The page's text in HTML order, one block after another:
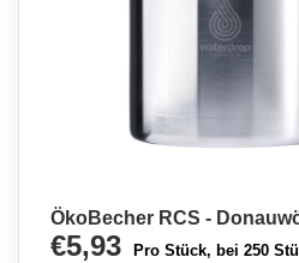
ÖkoBecher RCS -
€5,93 Pro Stück, bei 250